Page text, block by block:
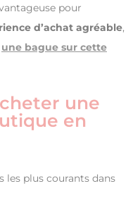
pour
d’achat agréable,
une bague sur cette
une
en
les plus courants dans